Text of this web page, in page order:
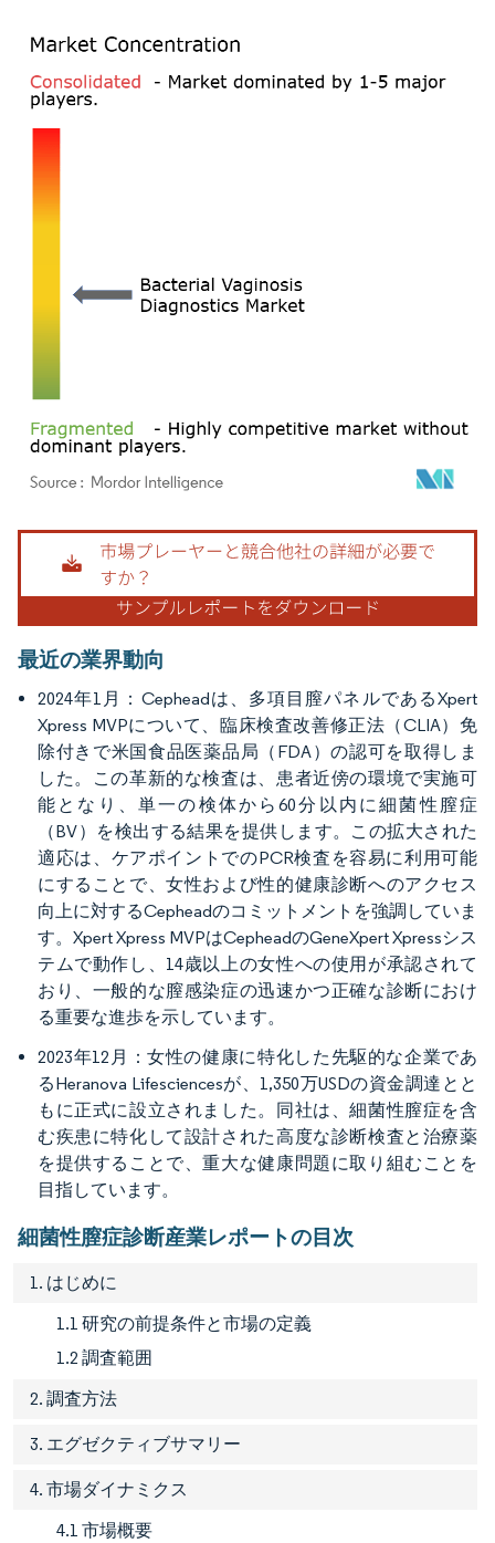
画像 © Mordor Intelligence。再利用にはCC BY 4.0の表示が必要です。
最近の業界動向
2024年1月：Cepheadは、多項目膣パネルであるXpert
Xpress MVPについて、臨床検査改善修正法（CLIA）免
除付きで米国食品医薬品局（FDA）の認可を取得しま
した。この革新的な検査は、患者近傍の環境で実施可
能となり、単一の検体から60分以内に細菌性膣症
（BV）を検出する結果を提供します。この拡大された
適応は、ケアポイントでのPCR検査を容易に利用可能
にすることで、女性および性的健康診断へのアクセス
向上に対するCepheadのコミットメントを強調していま
す。Xpert Xpress MVPはCepheadのGeneXpert Xpressシス
テムで動作し、14歳以上の女性への使用が承認されて
おり、一般的な膣感染症の迅速かつ正確な診断におけ
る重要な進歩を示しています。
2023年12月：女性の健康に特化した先駆的な企業であ
るHeranova Lifesciencesが、1,350万USDの資金調達とと
もに正式に設立されました。同社は、細菌性膣症を含
む疾患に特化して設計された高度な診断検査と治療薬
を提供することで、重大な健康問題に取り組むことを
目指しています。
細菌性膣症診断産業レポートの目次
1. はじめに
1.1 研究の前提条件と市場の定義
1.2 調査範囲
2. 調査方法
3. エグゼクティブサマリー
4. 市場ダイナミクス
4.1 市場概要